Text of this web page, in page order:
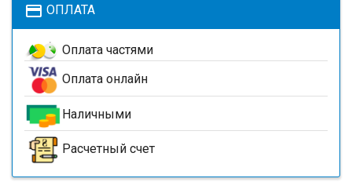
payment ОПЛАТА
Оплата частями
Оплата онлайн
Наличными
Расчетный счет